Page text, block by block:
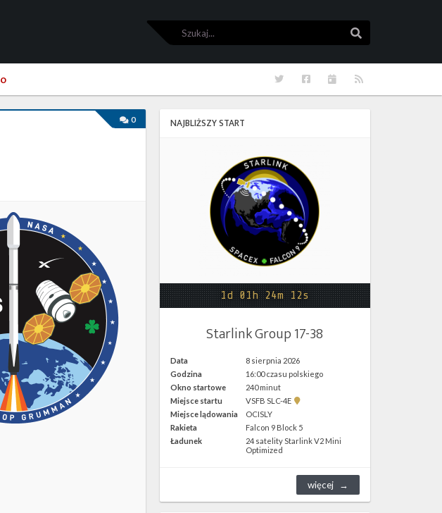
Szukaj
RSS
Kalendarze
Facebook
Twitter
0 NAJBLIŻSZY START
1d 01h 24m 12s
Starlink Group 17-38
Data
8 sierpnia 2026
Godzina
16:00 czasu polskiego
Okno startowe
240 minut
Miejsce startu
VSFB SLC-4E
Pokaż
SLC-
4E w
Google
Miejsce lądowania
OCISLY
Rakieta
Falcon 9 Block 5
Ładunek
24 satelity Starlink V2 Mini
Optimized
więcej